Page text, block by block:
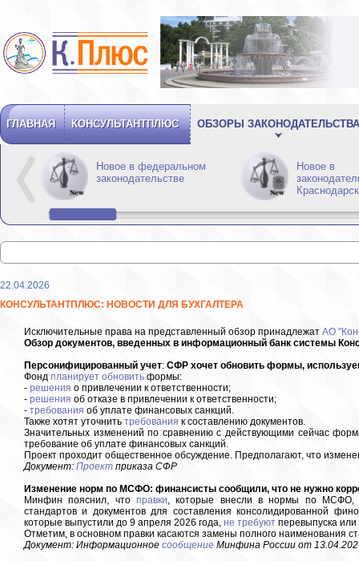
ГЛАВНАЯ КОНСУЛЬТАНТПЛЮС ОБЗОРЫ ЗАКОНОДАТЕЛЬСТВА
Новое в федеральном
законодательстве
Новое в
22.04.2026
КОНСУЛЬТАНТПЛЮС: НОВОСТИ ДЛЯ БУХГАЛТЕРА
Исключительные права на представленный обзор принадлежат АО
Обзор документов, введенных в информационный банк системы
Персонифицированный учет: СФР хочет обновить формы,
Фонд планирует обновить формы:
- решения о привлечении к ответственности;
- решения об отказе в привлечении к ответственности;
- требования об уплате финансовых санкций.
Также хотят уточнить требования к составлению документов.
Значительных изменений по сравнению с действующими сейчас
требование об уплате финансовых санкций.
Проект проходит общественное обсуждение. Предполагают, что
Документ: Проект приказа СФР
Изменение норм по МСФО: финансисты сообщили, что не нужно
Минфин пояснил, что правки, которые внесли в нормы по МСФО,
стандартов и документов для составления консолидированной
которые выпустили до 9 апреля 2026 года, не требуют перевыпуска или
Отметим, в основном правки касаются замены полного наименования
Документ: Информационное сообщение Минфина России от